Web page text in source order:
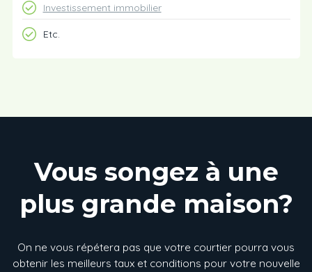
Investissement immobilier
Etc.
Vous songez à une
plus grande maison?
On ne vous répétera pas que votre courtier pourra vous
obtenir les meilleurs taux et conditions pour votre nouvelle